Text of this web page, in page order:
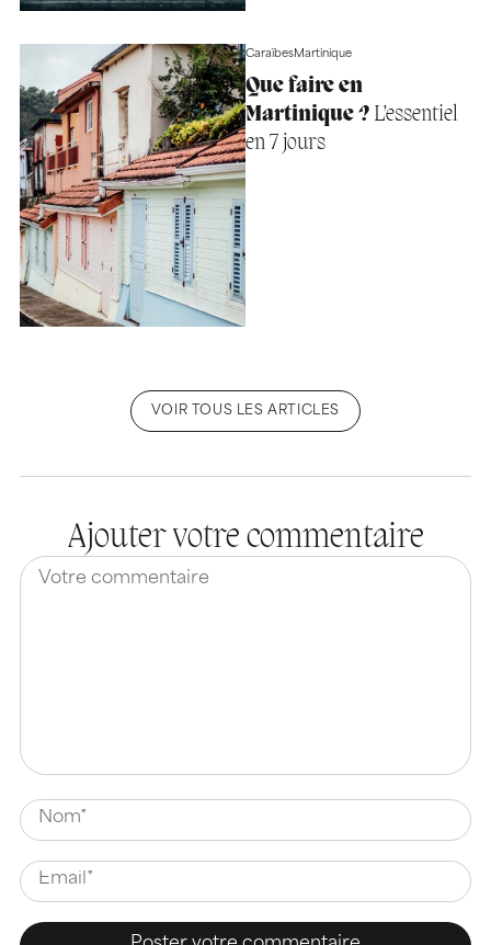
CaraïbesMartinique
Que faire en
Martinique ?L’essentiel
en 7 jours
VOIR TOUS LES ARTICLES
Ajouter votre commentaire